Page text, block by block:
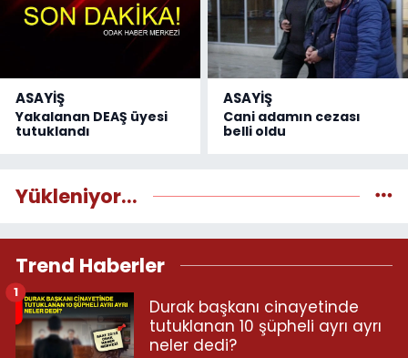
ASAYİŞ
Yakalanan DEAŞ üyesi
tutuklandı
ASAYİŞ
Cani adamın cezası
belli oldu
Yükleniyor...
Trend Haberler
Durak başkanı cinayetinde
tutuklanan 10 şüpheli ayrı ayrı
neler dedi?
1